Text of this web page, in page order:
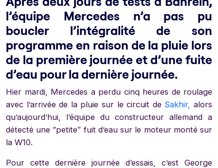
l’équipe Mercedes n’a pas pu
boucler l’intégralité de son
programme en raison de la pluie lors
de la première journée et d’une fuite
d’eau pour la dernière journée.
Hier mardi, Mercedes a perdu cinq heures de roulage
avec l’arrivée de la pluie sur le circuit de Sakhir, alors
qu’aujourd’hui, l’équipe du constructeur allemand a
détecté une “petite” fuit d’eau sur le moteur monté sur
la W10.
Pour cette dernière journée d’essais, c’est George